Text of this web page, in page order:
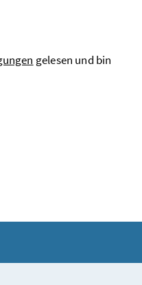
gelesen und bin